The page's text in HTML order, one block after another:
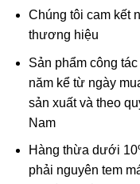
Chúng tôi cam kết
thương hiệu
Sản phẩm công
năm kể từ ngày
sản xuất và theo
Nam
Hàng thừa dưới
phải nguyên tem